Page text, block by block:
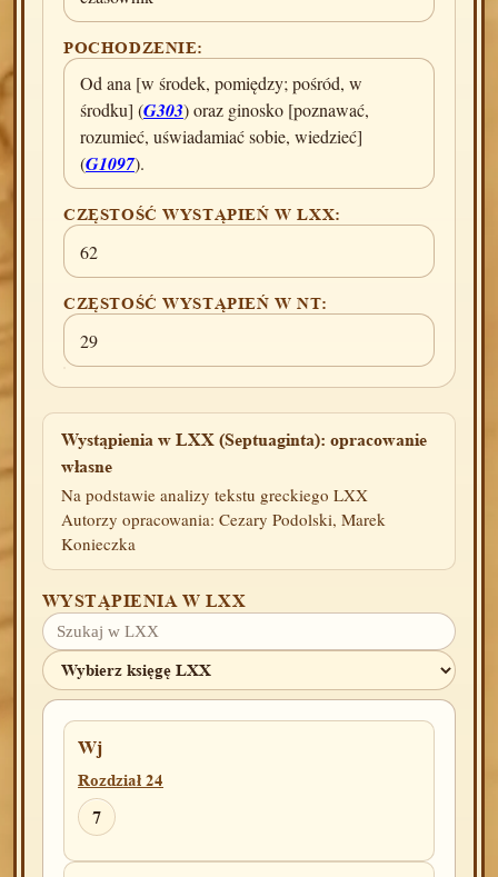
POCHODZENIE:
Od ana [w środek, pomiędzy; pośród, w
środku] (G303) oraz ginosko [poznawać,
rozumieć, uświadamiać sobie, wiedzieć]
(G1097).
CZĘSTOŚĆ WYSTĄPIEŃ W LXX:
62
CZĘSTOŚĆ WYSTĄPIEŃ W NT:
29
Wystąpienia w LXX (Septuaginta): opracowanie
własne
Na podstawie analizy tekstu greckiego LXX
Autorzy opracowania: Cezary Podolski, Marek
Konieczka
WYSTĄPIENIA W LXX
Wj
Rozdział 24
7